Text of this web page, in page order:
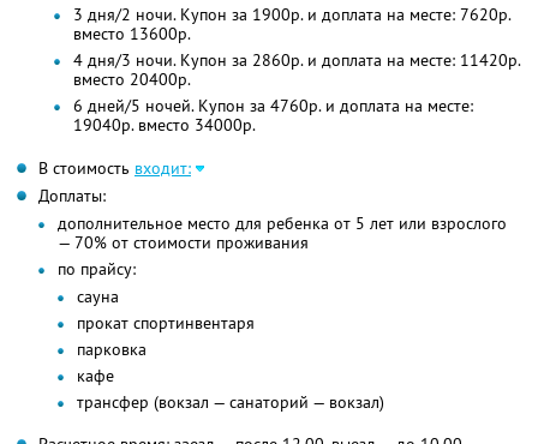
3 дня/2 ночи. Купон за 1900р. и доплата на месте: 7620р.
вместо 13600р.
4 дня/3 ночи. Купон за 2860р. и доплата на месте: 11420р.
вместо 20400р.
6 дней/5 ночей. Купон за 4760р. и доплата на месте:
19040р. вместо 34000р.
В стоимость входит:
Доплаты:
дополнительное место для ребенка от 5 лет или взрослого
— 70% от стоимости проживания
по прайсу:
сауна
прокат спортинвентаря
парковка
кафе
трансфер (вокзал — санаторий — вокзал)